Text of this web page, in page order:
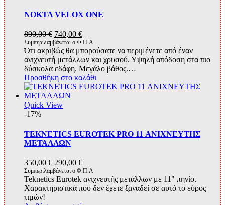
NOKTA VELOX ONE
890,00€ Original
price
was:
890,00 €.
740,00 €Η
τρέχουσα
τιμή
είναι:
740,00 €.
Συμπεριλαμβάνεται ο Φ.Π.Α
Ότι ακριβώς θα μπορούσατε να περιμένετε από έναν
ανιχνευτή μετάλλων και χρυσού. Υψηλή απόδοση στα πιο
δύσκολα εδάφη. Μεγάλο βάθος.…
Προσθήκη στο καλάθι
Quick View
-17%
TEKNETICS EUROTEK PRO 11 ΑΝΙΧΝΕΥΤΗΣ
ΜΕΤΑΛΛΩΝ
350,00€ Original
price
was:
350,00 €.
290,00 €Η
τρέχουσα
τιμή
είναι:
Συμπεριλαμβάνεται ο Φ.Π.Α
Teknetics Eurotek ανιχνευτής μετάλλων με 11" πηνίο.
Χαρακτηριστικά που δεν έχετε ξαναδεί σε αυτό το εύρος
τιμών!